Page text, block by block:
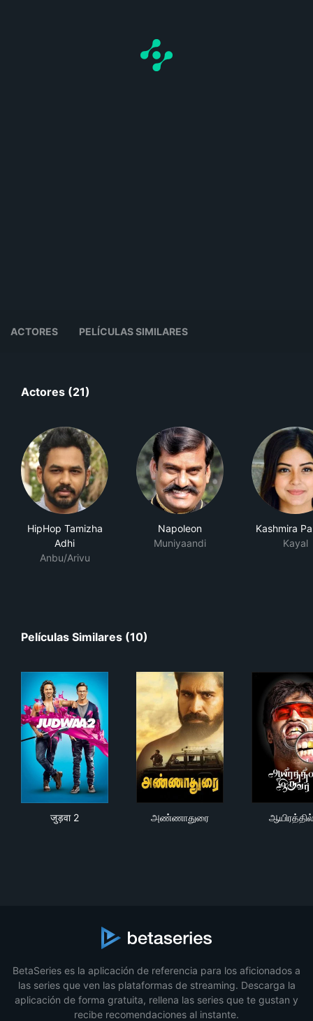
ACTORES PELÍCULAS SIMILARES
Actores (21)
HipHop Tamizha
Adhi
Anbu/Arivu
Napoleon
Muniyaandi
Kashmira
Kayal
Películas Similares (10)
जुड़वा 2 அண்ணாதுரை
BetaSeries es la aplicación de referencia para los aficionados a
las series que ven las plataformas de streaming. Descarga la
aplicación de forma gratuita, rellena las series que te gustan y
recibe recomendaciones al instante.